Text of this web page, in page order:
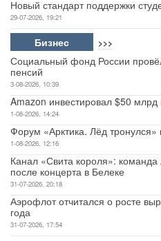
Новый стандарт поддержки
29-07-2026, 19:21
Бизнес >>>
Социальный фонд России
пенсий
3-08-2026, 10:39
Amazon инвестировал $50 млрд
1-08-2026, 14:24
Форум «Арктика. Лёд
1-08-2026, 12:16
Канал «Свита короля»:
после концерта в Белеке
31-07-2026, 20:18
Аэрофлот отчитался о росте
года
31-07-2026, 17:54